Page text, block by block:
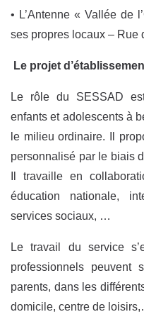
• L’Antenne « Vallée de
ses propres locaux – Rue
Le projet
Le rôle du SESSAD
enfants et adolescents à
le milieu ordinaire. Il
personnalisé par le biais
Il travaille en
éducation nationale,
services sociaux, …
Le travail du service
professionnels peuvent
parents, dans les
domicile, centre de